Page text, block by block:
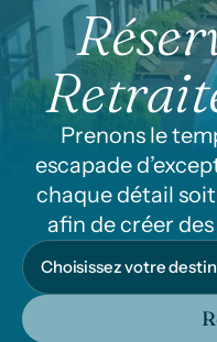
Prenons le
escapade
chaque détail
afin de créer